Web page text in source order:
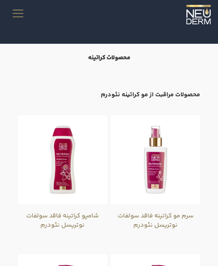
محصولات کراتینه
محصولات مراقبت از مو کراتینه نئودرم
سرم مو کراتینه فاقد سولفات
نوتریسل نئودرم
شامپو کراتینه فاقد سولفات
نوتریسل نئودرم